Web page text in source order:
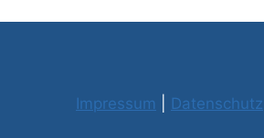
Impressum Datenschutz